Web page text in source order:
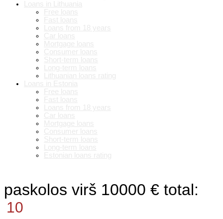
paskolos virš 10000 € total:
10